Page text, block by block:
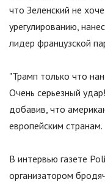
что Зеленский не
урегулированию,
лидер французской
"Трамп только что
Очень серьезный удар!
добавив, что
европейским странам.
В интервью газете
организатором